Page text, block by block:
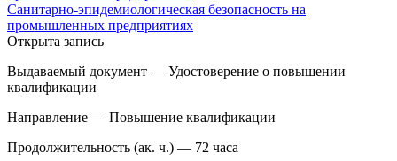
Санитарно-эпидемиологическая безопасность на
промышленных предприятиях
Открыта запись
Выдаваемый документ — Удостоверение о повышении
квалификации
Направление — Повышение квалификации
Продолжительность (ак. ч.) — 72 часа